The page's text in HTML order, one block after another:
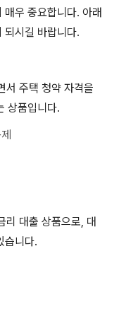
매우 중요합니다. 아래
되시길 바랍니다.
서 주택 청약 자격을
상품입니다.
리 대출 상품으로, 대
습니다.